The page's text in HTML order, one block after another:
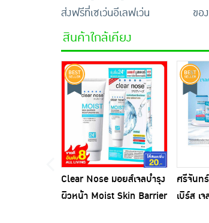
ส่งฟรีที่เซเว่นอีเลฟเว่น ขอ
สินค้าใกล้เคียง
Clear Nose มอยส์เจลบำรุง
ผิวหน้า Moist Skin Barrier
ศรีจันท
เบิร์ส เ